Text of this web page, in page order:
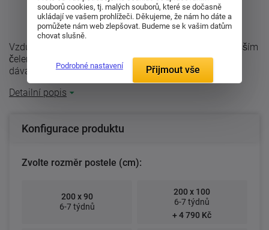
Vzdušná dřevěná postel z masivu Roland 50 Plus z vyšším
čelem i ložnou plochou. Masivní 20xm vysoké bočnice
dávají posteli dojem ...
Detailní popis
Konfigurace produktu
Zvolte rozměr postele (cm):
200 x 90
6-7 týdnů
200 x 100
6-7 týdnů
+ 4 790 Kč
souborů cookies, tj. malých souborů, které se dočasně
ukládají ve vašem prohlížeči. Děkujeme, že nám ho dáte a
pomůžete nám web zlepšovat. Budeme se k vašim datům
chovat slušně.
Podrobné nastavení Přijmout vše